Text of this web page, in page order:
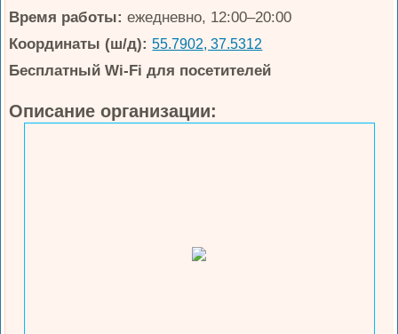
Время работы: ежедневно, 12:00–20:00
Координаты (ш/д): 55.7902, 37.5312
Бесплатный Wi-Fi для посетителей
Описание организации: